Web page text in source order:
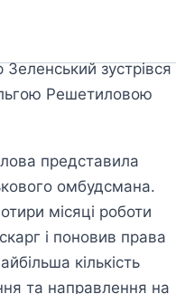
зустрівся
Решетиловою
представила
омбудсмана.
місяці роботи
і поновив права
кількість
та направлення на